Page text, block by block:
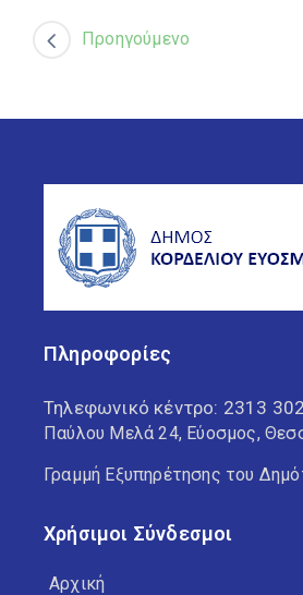
Προηγούμενο
Πληροφορίες
Τηλεφωνικό κέντρο: 2313
Παύλου Μελά 24, Εύοσμος,
Γραμμή Εξυπηρέτησης του
Χρήσιμοι Σύνδεσμοι
Αρχική